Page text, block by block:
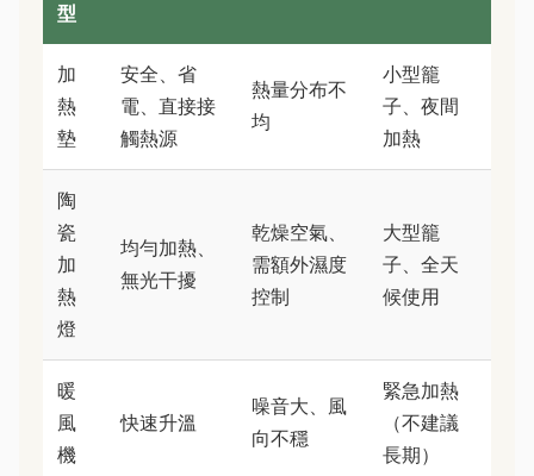
型
加
熱
墊
安全、省
電、直接接
觸熱源
熱量分布不
均
小型籠
子、夜間
加熱
陶
瓷
加
熱
燈
均勻加熱、
無光干擾
乾燥空氣、
需額外濕度
控制
大型籠
子、全天
候使用
暖
風
機
快速升溫
噪音大、風
向不穩
緊急加熱
（不建議
長期）